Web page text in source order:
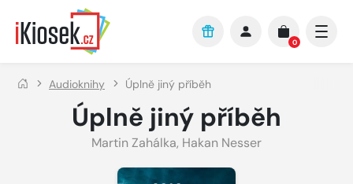
Přejít na hlavní obsah
0
Audioknihy Úplně jiný příběh
Úplně jiný příběh
Martin Zahálka, Hakan Nesser